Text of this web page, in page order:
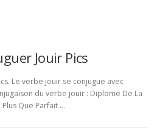
Jouir Pics
Le verbe jouir se conjugue avec
du verbe jouir : Diplome De La
Que Parfait …